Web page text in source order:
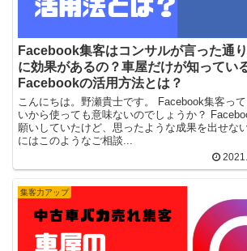
Facebook集客はコンサルが言った通
に効果があるの？車屋だけが知ってい
Facebookの活用方法とは？
こんにちは。野瀬貴士です。 Facebook集客っ
いから使っても意味ないのでしょうか？
願いしていたけど、思ったような成果を出せな
にはこのようなご相談...
集客力アップ